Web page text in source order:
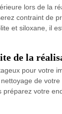
lors de la
contraint de
et siloxane, il
de la
pour votre
de
votre